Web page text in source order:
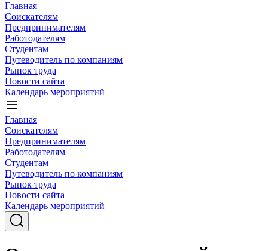
Главная
Соискателям
Предпринимателям
Работодателям
Студентам
Путеводитель по компаниям
Рынок труда
Новости сайта
Календарь мероприятий
Главная
Соискателям
Предпринимателям
Работодателям
Студентам
Путеводитель по компаниям
Рынок труда
Новости сайта
Календарь мероприятий